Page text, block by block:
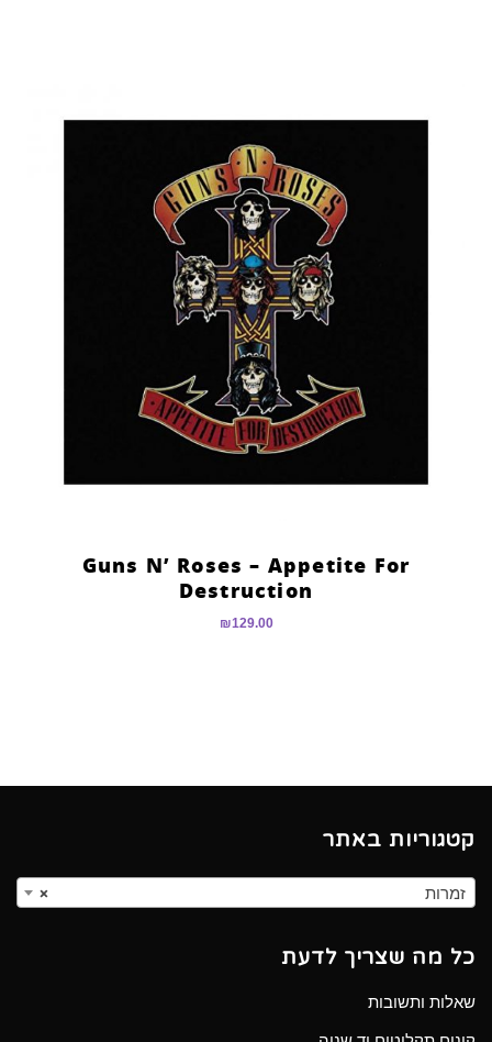
Guns N’ Roses – Appetite For
Destruction
₪129.00
קטגוריות באתר
× זמרות
כל מה שצריך לדעת
שאלות ותשובות